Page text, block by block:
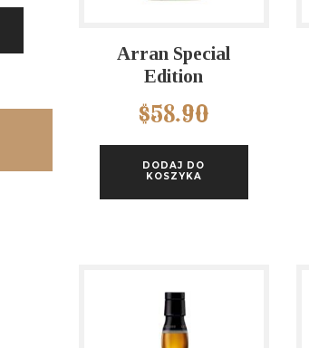
Arran Special
Edition
$58.90
DODAJ DO
KOSZYKA